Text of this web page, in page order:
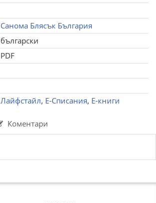
Санома Блясък България
български
PDF
Лайфстайл, Е-Списания, Е-книги
Коментари